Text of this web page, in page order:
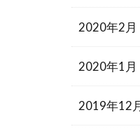
2020年2月
2020年1月
2019年12